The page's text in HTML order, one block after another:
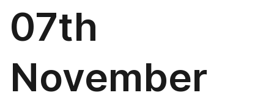
07th
November